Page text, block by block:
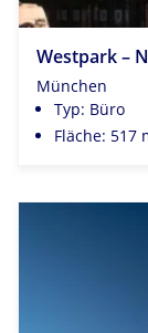
Westpark –
München
Typ: Büro
Fläche: 517